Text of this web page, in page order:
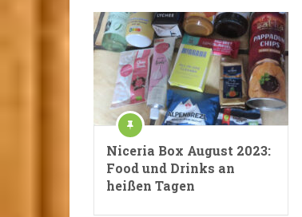
Niceria Box August 2023:
Food und Drinks an
heißen Tagen